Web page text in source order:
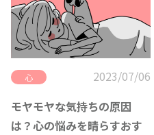
心
2023/07/06
モヤモヤな気持ちの原因
は？心の悩みを晴らすおす